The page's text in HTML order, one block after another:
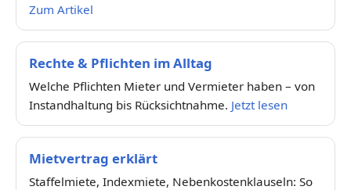
Zum Artikel
Rechte & Pflichten im Alltag
Welche Pflichten Mieter und Vermieter haben – von
Instandhaltung bis Rücksichtnahme. Jetzt lesen
Mietvertrag erklärt
Staffelmiete, Indexmiete, Nebenkostenklauseln: So